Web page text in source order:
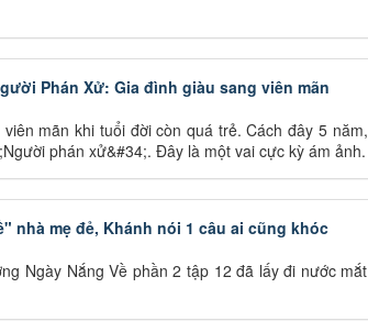
Phán Xử: Gia đình giàu sang viên mãn
mãn khi tuổi đời còn quá trẻ. Cách đây 5 năm,
phán xử&#34;. Đây là một vai cực kỳ ám ảnh.
nhà mẹ đẻ, Khánh nói 1 câu ai cũng khóc
Ngày Nắng Về phần 2 tập 12 đã lấy đi nước mắt